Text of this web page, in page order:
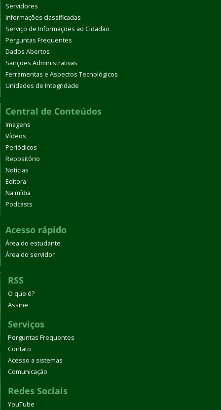
Servidores
Informações classificadas
Serviço de Informações ao Cidadão
Perguntas Frequentes
Dados Abertos
Sanções Administrativas
Ferramentas e Aspectos Tecnológicos
Unidades de Integridade
Central de Conteúdos
Imagens
Vídeos
Periódicos
Repositório
Notícias
Editora
Na mídia
Podcasts
Acesso rápido
Área do estudante
Área do servidor
RSS
O que é?
Assine
Serviços
Perguntas Frequentes
Contato
Acesso a sistemas
Comunicação
Redes Sociais
YouTube